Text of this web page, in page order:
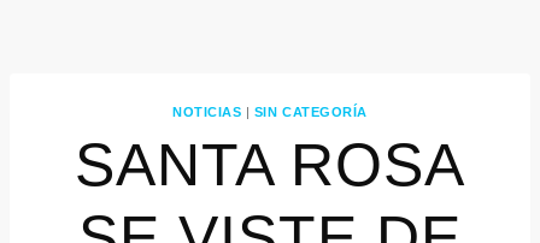
NOTICIAS | SIN CATEGORÍA
SANTA ROSA